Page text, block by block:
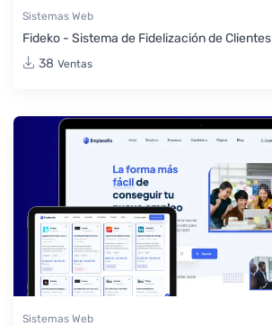
Sistemas Web
Fideko - Sistema de Fidelización de Clientes
38 Ventas
Sistemas Web